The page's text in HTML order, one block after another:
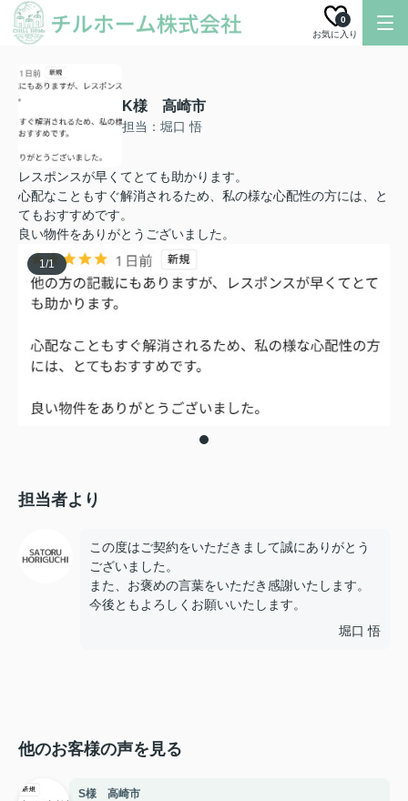
お気に入り
0
K様 高崎市
担当：堀口 悟
レスポンスが早くてとても助かります。
心配なこともすぐ解消されるため、私の様な心配性の方には、と
てもおすすめです。
良い物件をありがとうございました。
1/1
担当者より
この度はご契約をいただきまして誠にありがとう
ございました。
また、お褒めの言葉をいただき感謝いたします。
今後ともよろしくお願いいたします。
堀口 悟
他のお客様の声を見る
S様 高崎市